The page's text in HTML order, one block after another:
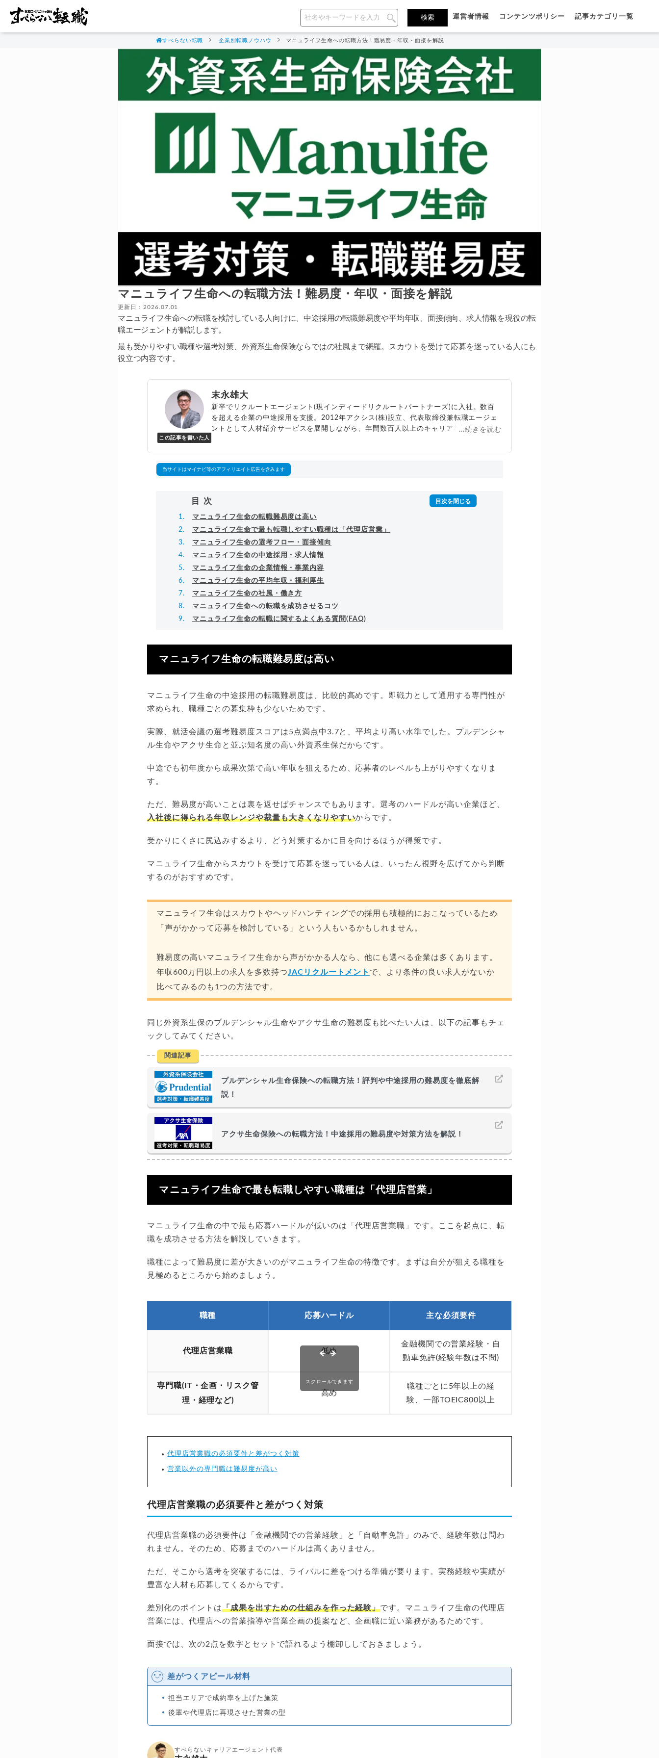
運営者情報 コンテンツポリシー 記事カテゴリ一覧
すべらない転職 企業別転職ノウハウ マニュライフ生命への転職方法！難易度・年収・面接を解説
マニュライフ生命への転職方法！難易度・年収・面接を解説
更新日：2026.07.01
マニュライフ生命への転職を検討している人向けに、中途採用の転職難易度や平均年収、面接傾向、求人情報を現役の転
職エージェントが解説します。
最も受かりやすい職種や選考対策、外資系生命保険ならではの社風まで網羅。スカウトを受けて応募を迷っている人にも
役立つ内容です。
この記事を書いた人
末永雄大
新卒でリクルートエージェント(現インディードリクルートパートナーズ)に入社。数百
を超える企業の中途採用を支援。2012年アクシス(株)設立、代表取締役兼転職エージェ
ントとして人材紹介サービスを展開しながら、年間数百人以上のキャリア相談に乗る。
...続きを読む
当サイトはマイナビ等のアフィリエイト広告を含みます
目次
マニュライフ生命の転職難易度は高い
マニュライフ生命で最も転職しやすい職種は「代理店営業」
マニュライフ生命の選考フロー・面接傾向
マニュライフ生命の中途採用・求人情報
マニュライフ生命の企業情報・事業内容
マニュライフ生命の平均年収・福利厚生
マニュライフ生命の社風・働き方
マニュライフ生命への転職を成功させるコツ
マニュライフ生命の転職に関するよくある質問(FAQ)
マニュライフ生命の転職難易度は高い
マニュライフ生命の中途採用の転職難易度は、比較的高めです。即戦力として通用する専門性が
求められ、職種ごとの募集枠も少ないためです。
実際、就活会議の選考難易度スコアは5点満点中3.7と、平均より高い水準でした。プルデンシャ
ル生命やアクサ生命と並ぶ知名度の高い外資系生保だからです。
中途でも初年度から成果次第で高い年収を狙えるため、応募者のレベルも上がりやすくなりま
す。
ただ、難易度が高いことは裏を返せばチャンスでもあります。選考のハードルが高い企業ほど、
入社後に得られる年収レンジや裁量も大きくなりやすいからです。
受かりにくさに尻込みするより、どう対策するかに目を向けるほうが得策です。
マニュライフ生命からスカウトを受けて応募を迷っている人は、いったん視野を広げてから判断
するのがおすすめです。
マニュライフ生命はスカウトやヘッドハンティングでの採用も積極的におこなっているため
「声がかかって応募を検討している」という人もいるかもしれません。
難易度の高いマニュライフ生命から声がかかる人なら、他にも選べる企業は多くあります。
年収600万円以上の求人を多数持つJACリクルートメント で、より条件の良い求人がないか
比べてみるのも1つの方法です。
同じ外資系生保のプルデンシャル生命やアクサ生命の難易度も比べたい人は、以下の記事もチェ
ックしてみてください。
関連記事
プルデンシャル生命保険への転職方法！評判や中途採用の難易度を徹底解
説！
アクサ生命保険への転職方法！中途採用の難易度や対策方法を解説！
マニュライフ生命で最も転職しやすい職種は「代理店営業」
マニュライフ生命の中で最も応募ハードルが低いのは「代理店営業職」です。ここを起点に、転
職を成功させる方法を解説していきます。
職種によって難易度に差が大きいのがマニュライフ生命の特徴です。まずは自分が狙える職種を
見極めるところから始めましょう。
職種 応募ハードル 主な必須要件
代理店営業職 低め
金融機関での営業経験・自
動車免許(経験年数は不問)
専門職(IT・企画・リスク管
理・経理など)
高め
職種ごとに5年以上の経
験、一部TOEIC800以上
スクロールできます
代理店営業職の必須要件と差がつく対策
営業以外の専門職は難易度が高い
代理店営業職の必須要件と差がつく対策
代理店営業職の必須要件は「金融機関での営業経験」と「自動車免許」のみで、経験年数は問わ
れません。そのため、応募までのハードルは高くありません。
ただ、そこから選考を突破するには、ライバルに差をつける準備が要ります。実務経験や実績が
豊富な人材も応募してくるからです。
差別化のポイントは「成果を出すための仕組みを作った経験」です。マニュライフ生命の代理店
営業には、代理店への営業指導や営業企画の提案など、企画職に近い業務があるためです。
面接では、次の2点を数字とセットで語れるよう棚卸ししておきましょう。
差がつくアピール材料
担当エリアで成約率を上げた施策
後輩や代理店に再現させた営業の型
すべらないキャリアエージェント代表